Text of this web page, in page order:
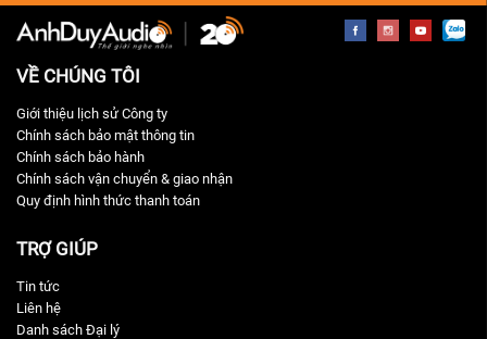
VỀ CHÚNG TÔI
Giới thiệu lịch sử Công ty
Chính sách bảo mật thông tin
Chính sách bảo hành
Chính sách vận chuyển & giao nhận
Quy định hình thức thanh toán
TRỢ GIÚP
Tin tức
Liên hệ
Danh sách Đại lý